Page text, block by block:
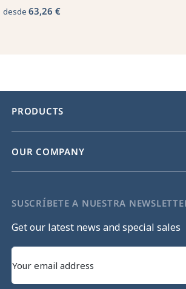
desde 63,26 €
PRODUCTS
OUR COMPANY
SUSCRÍBETE A NUESTRA
Get our latest news and special sales